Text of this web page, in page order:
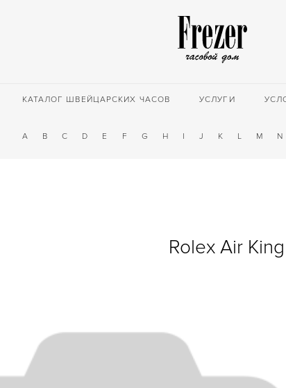
КАТАЛОГ ШВЕЙЦАРСКИХ ЧАСОВ УСЛУГИ
A B C D E F G H I J K L M N
Rolex Air